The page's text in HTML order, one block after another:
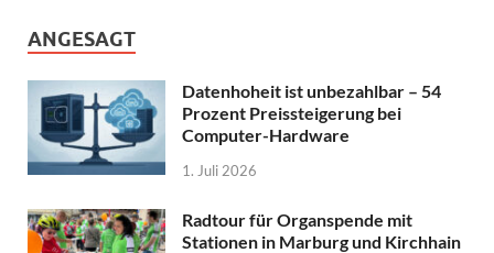
ANGESAGT
Datenhoheit ist unbezahlbar – 54
Prozent Preissteigerung bei
Computer-Hardware
1. Juli 2026
Radtour für Organspende mit
Stationen in Marburg und Kirchhain